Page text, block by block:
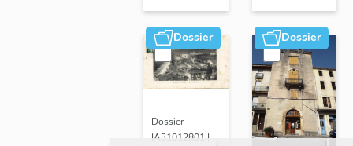
Comminges
Dossier
Dossier
IA31012801 |
Dossier